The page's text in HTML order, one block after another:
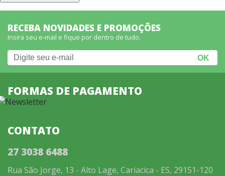
RECEBA NOVIDADES E PROMOÇÕES
Insira seu e-mail e fique por dentro de tudo.
FORMAS DE PAGAMENTO
CONTATO
27 3038 6488
Rua São Jorge, 13 - Alto Lage, Cariacica - ES, 29151-120